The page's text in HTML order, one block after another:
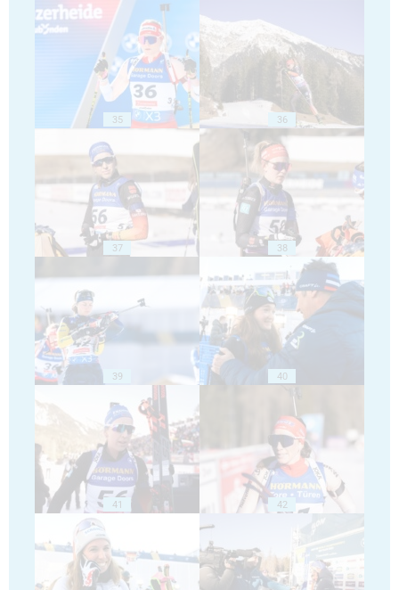
35 36
37 38
39 40
41 42